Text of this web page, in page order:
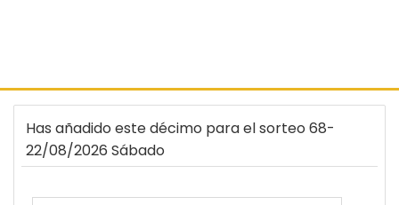
Has añadido este décimo para el sorteo 68-
22/08/2026 Sábado